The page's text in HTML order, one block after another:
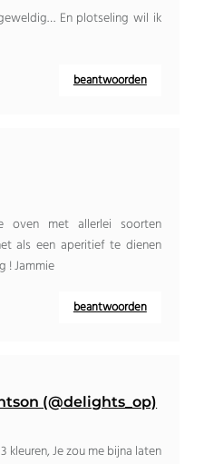
En plotseling wil ik
beantwoorden
met allerlei soorten
als een aperitief te dienen
! Jammie
beantwoorden
(@delights_op)
kleuren, Je zou me bijna laten